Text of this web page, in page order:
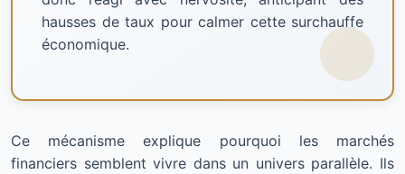
hausses de taux pour calmer cette surchauffe
économique.
Ce mécanisme explique pourquoi les marchés
financiers semblent vivre dans un univers parallèle. Ils